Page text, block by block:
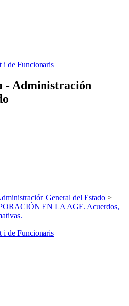
i de Funcionaris
- Administración
General del Estado >
EN LA AGE. Acuerdos,
i de Funcionaris